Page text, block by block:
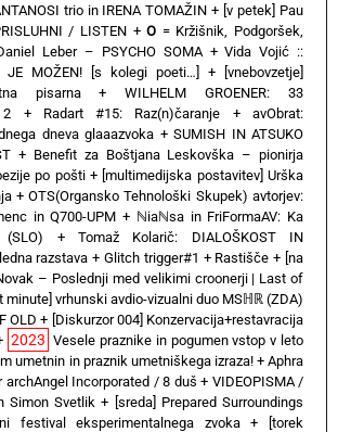
trio in IRENA TOMAŽIN + [v petek] Pau
/ LISTEN +O = Kržišnik, Podgoršek,
Leber – PSYCHO SOMA+Vida Vojić ::
JE MOŽEN! [s kolegi poeti…]
+
[vnebovzetje]
pisarna+WILHELM GROENER: 33
2 + Radart #15: Raz(n)čaranje +avObrat:
dneva glaaazvoka +SUMISH IN ATSUKO
+ Benefit za Boštjana Leskovška – pionirja
po pošti+ [multimedijska postavitev] Urška
+OTS(Organsko Tehnološki Skupek) avtorjev:
in Q700-UPM + ℕiaℕsa in FriFormaAV: Ka
+ Tomaž Kolarič: DIALOŠKOST IN
razstava +Glitch trigger#1 + Rastišče + [na
– Poslednji med velikimi croonerji | Last of
minute] vrhunski avdio-vizualni duo MSℍℝ (ZDA)
OLD + [Diskurzor 004] Konzervacija+restavracija
2023 Vesele praznike in pogumen vstop v leto
umetnin in praznik umetniškega izraza!+Aphra
archAngel Incorporated / 8 duš + VIDEOPISMA /
Simon Svetlik + [sreda] Prepared Surroundings
festival eksperimentalnega zvoka+
[torek